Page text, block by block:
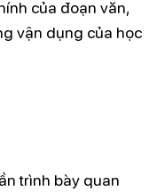
của đoạn văn,
vận dụng của học
trình bày quan